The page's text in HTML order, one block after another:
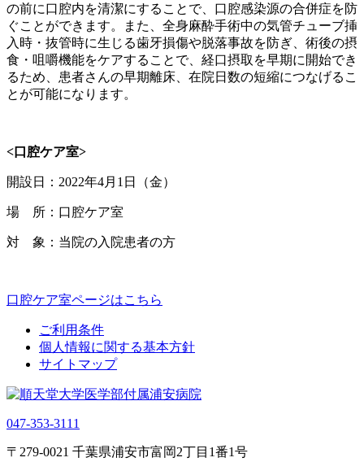
の前に口腔内を清潔にすることで、口腔感染源の合併症を防
ぐことができます。また、全身麻酔手術中の気管チューブ挿
入時・抜管時に生じる歯牙損傷や脱落事故を防ぎ、術後の摂
食・咀嚼機能をケアすることで、経口摂取を早期に開始でき
るため、患者さんの早期離床、在院日数の短縮につなげるこ
とが可能になります。
<口腔ケア室>
開設日：2022年4月1日（金）
場 所：口腔ケア室
対 象：当院の入院患者の方
口腔ケア室ページはこちら
ご利用条件
個人情報に関する基本方針
サイトマップ
047-353-3111
〒279-0021 千葉県浦安市富岡2丁目1番1号